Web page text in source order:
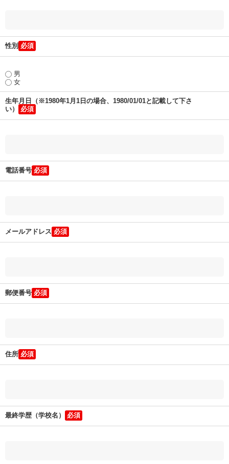
性別
男
女
生年月日（※1980年1月1日の場合、1980/01/01と記載して下さ
い）
電話番号
メールアドレス
郵便番号
住所
最終学歴（学校名）